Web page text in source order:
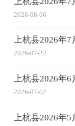
2026-08-06
上杭县2026年7
2026-07-22
上杭县2026年6
2026-07-02
上杭县2026年5